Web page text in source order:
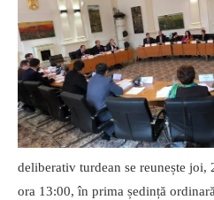
deliberativ turdean se reunește joi,
ora 13:00, în prima ședință